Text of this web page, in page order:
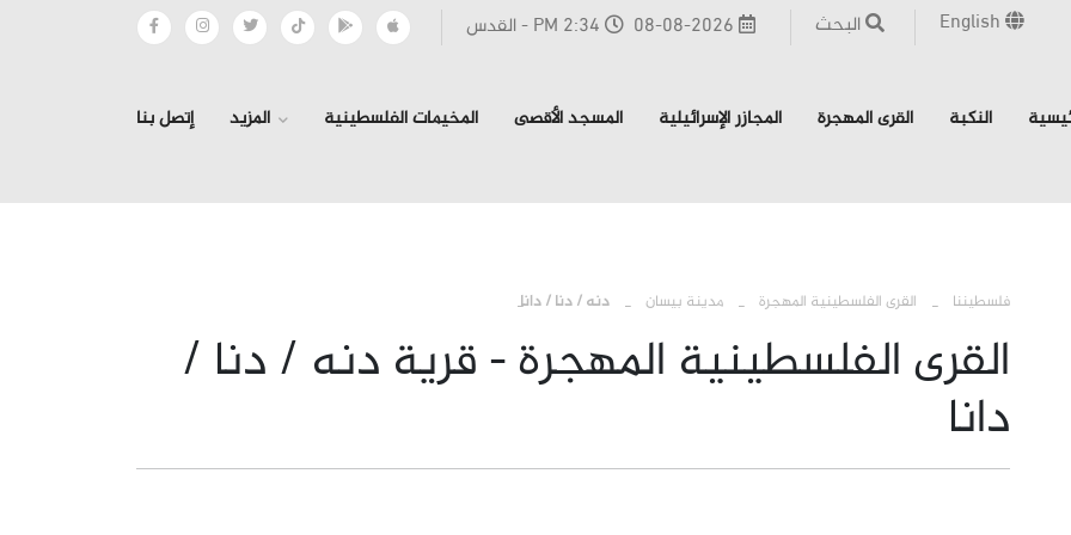
08-08-2026 2:34 PM - القدس البحث
النكبة القرى المهجرة المجازر الإسرائيلية المسجد الأقصى المخيمات الفلسطينية المزيد إتصل بنا
فلسطيننا › القرى الفلسطينية المهجرة مدينة بيسان دنه / دنا / دانا
القرى الفلسطينية المهجرة - قرية دنه / دنا /
دانا